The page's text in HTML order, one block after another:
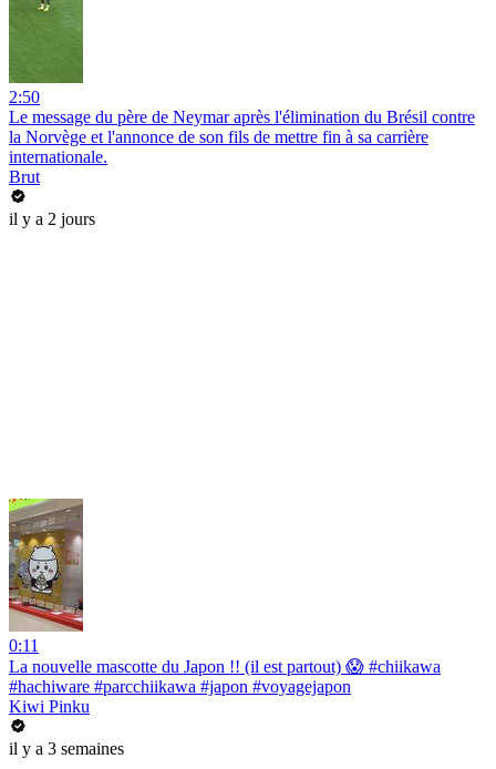
2:50
Le message du père de Neymar après l'élimination du Brésil contre
la Norvège et l'annonce de son fils de mettre fin à sa carrière
internationale.
Brut
il y a 2 jours
0:11
La nouvelle mascotte du Japon !! (il est partout) 😱 #chiikawa
#hachiware #parcchiikawa #japon #voyagejapon
Kiwi Pinku
il y a 3 semaines